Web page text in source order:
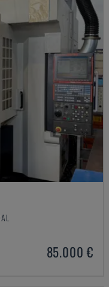
85.000 €